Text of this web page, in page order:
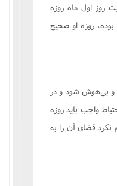
روز اول ماه روزه
روزه او صحیح
و بی‌هوش شود و در
واجب باید روزه
نکرد قضای آن را به